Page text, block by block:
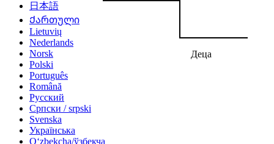
Деца
日本語
Ქართული
Lietuvių
Nederlands
Norsk
Polski
Português
Română
Русский
Српски / srpski
Svenska
Українська
Oʻzbekcha/ўзбекча